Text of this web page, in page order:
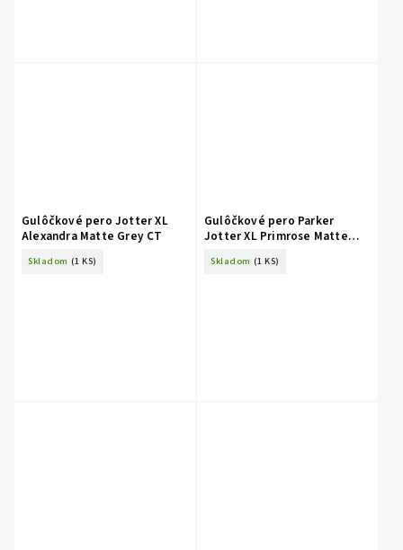
Gulôčkové pero Jotter XL
Alexandra Matte Grey CT
Skladom (1 KS)
Gulôčkové pero Parker
Jotter XL Primrose Matte
Skladom (1 KS)